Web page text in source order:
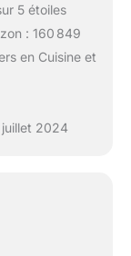
5 étoiles
: 160 849
en Cuisine et
juillet 2024